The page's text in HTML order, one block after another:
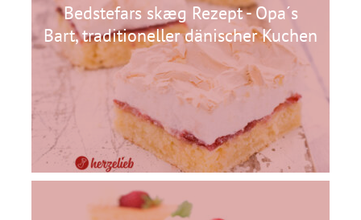
Bedstefars skæg Rezept - Opa´s
Bart, traditioneller dänischer Kuchen